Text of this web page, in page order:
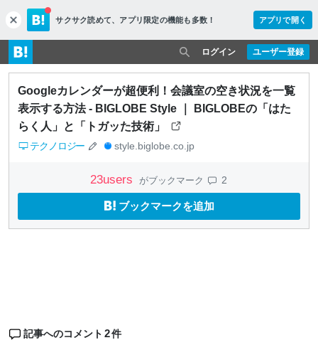
c
l
o
s
e
サクサク読めて、 アプリ限定の機能も多数！ アプリで開く
ユーザー登録
ログイン
Googleカレンダーが超便利！会議室の空き状況を一覧
表示する方法 - BIGLOBE Style ｜ BIGLOBEの「はた
らく人」と「トガッた技術」
テクノロジー style.biglobe.co.jp
23users がブックマーク 2
ブックマークを追加
記事へのコメント 2件